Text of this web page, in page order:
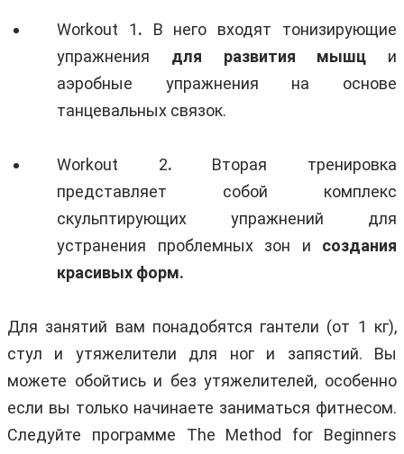
Workout 1. В него входят тонизирующие
упражнения для развития мышц и
аэробные упражнения на основе
танцевальных связок.
Workout 2. Вторая тренировка
представляет собой комплекс
скульптирующих упражнений для
устранения проблемных зон и создания
красивых форм.
Для занятий вам понадобятся гантели (от 1 кг),
стул и утяжелители для ног и запястий. Вы
можете обойтись и без утяжелителей, особенно
если вы только начинаете заниматься фитнесом.
Следуйте программе The Method for Beginners